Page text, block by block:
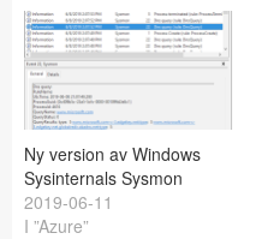
Ny version av Windows
Sysinternals Sysmon
2019-06-11
I ”Azure”